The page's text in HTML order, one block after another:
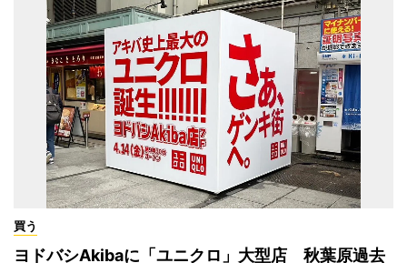
買う
ヨドバシAkibaに「ユニクロ」大型店 秋葉原過去